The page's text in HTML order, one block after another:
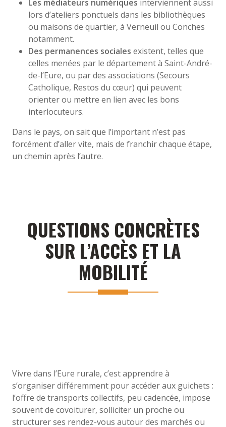
Les médiateurs numériques interviennent aussi
lors d’ateliers ponctuels dans les bibliothèques
ou maisons de quartier, à Verneuil ou Conches
notamment.
Des permanences sociales existent, telles que
celles menées par le département à Saint-André-
de-l’Eure, ou par des associations (Secours
Catholique, Restos du cœur) qui peuvent
orienter ou mettre en lien avec les bons
interlocuteurs.
Dans le pays, on sait que l’important n’est pas
forcément d’aller vite, mais de franchir chaque étape,
un chemin après l’autre.
QUESTIONS CONCRÈTES
SUR L’ACCÈS ET LA
MOBILITÉ
Vivre dans l’Eure rurale, c’est apprendre à
s’organiser différemment pour accéder aux guichets :
l’offre de transports collectifs, peu cadencée, impose
souvent de covoiturer, solliciter un proche ou
structurer ses rendez-vous autour des marchés ou